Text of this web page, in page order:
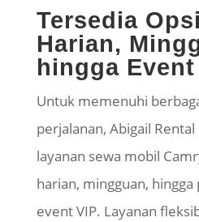
Tersedia
Harian,
hingga Event
Untuk memenuhi
perjalanan, Abigail
layanan sewa mobil
harian, mingguan,
event VIP. Layanan